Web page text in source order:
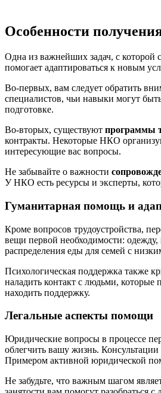
Особенности
Одна из важнейших задач, с которой
помогает адаптироваться к новым
Во-первых, вам следует обратить
специалистов, чьи навыки могут
подготовке.
Во-вторых, существуют программы
контракты. Некоторые НКО
интересующие вас вопросы.
Не забывайте о важности
У НКО есть ресурсы и эксперты,
Гуманитарная помощь и
Кроме вопросов трудоустройства,
вещи первой необходимости:
распределения еды для семей с
Психологическая поддержка также
наладить контакт с людьми,
находить поддержку.
Легальные аспекты помощи
Юридические вопросы в процессе
облегчить вашу жизнь.
Примером активной юридической
Не забудьте, что важным шагом